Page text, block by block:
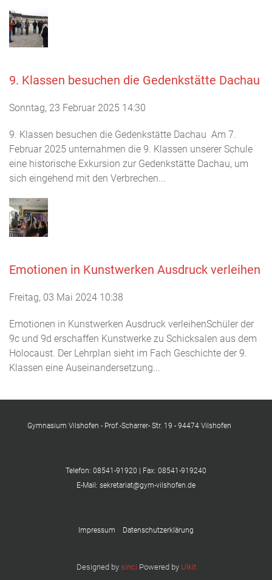
9. Klassen besuchen die Gedenkstätte Dachau
Sonntag, 23 Februar 2025 14:30
9. Klassen besuchen die Gedenkstätte Dachau Am 7.
Februar 2025 unternahmen die 9. Klassen unserer Schule
eine historische Exkursion zur Gedenkstätte Dachau, um
sich eingehend mit den Verbrechen...
Emotionen in Kunstwerken Ausdruck verleihen
Freitag, 03 Mai 2024 10:38
Emotionen in Kunstwerken Ausdruck verleihenSchüler der
9c und 9d erschaffen Kunstwerke zu Schicksalen aus dem
Holocaust. Der Lehrplan sieht im Fach Geschichte der 9.
Klassen eine Auseinandersetzung...
Gymnasium Vilshofen - Prof.-Scharrer- Str. 19 - 94474 Vilshofen
Telefon: 08541-91920 | Fax: 08541-919240
E-Mail: sekretariat@gym-vilshofen.de
Impressum Datenschutzerklärung
Designed by sinci Powered by Ulkit